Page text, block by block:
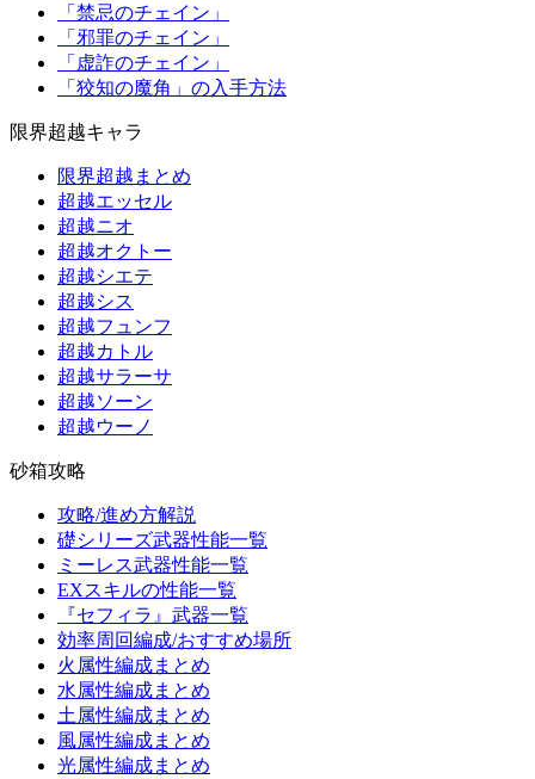
「禁忌のチェイン」
「邪罪のチェイン」
「虚詐のチェイン」
「狡知の魔角」の入手方法
限界超越キャラ
限界超越まとめ
超越エッセル
超越ニオ
超越オクトー
超越シエテ
超越シス
超越フュンフ
超越カトル
超越サラーサ
超越ソーン
超越ウーノ
砂箱攻略
攻略/進め方解説
礎シリーズ武器性能一覧
ミーレス武器性能一覧
EXスキルの性能一覧
『セフィラ』武器一覧
効率周回編成/おすすめ場所
火属性編成まとめ
水属性編成まとめ
土属性編成まとめ
風属性編成まとめ
光属性編成まとめ